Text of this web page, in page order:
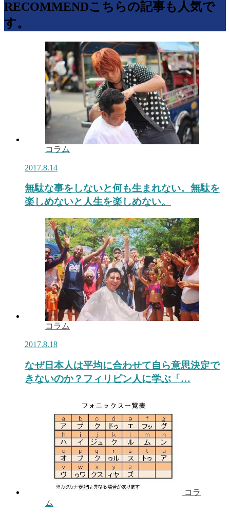
RECOMMENDこちらの記事も人気で
す。
コラム
2017.8.14
無駄な事をしないと何も生まれない。無駄を
楽しめないと人生を楽しめない。
コラム
2017.8.18
なぜ日本人は平均に合わせて自ら意思決定で
きないのか？フィリピン人に学ぶ「…
コラ
ム